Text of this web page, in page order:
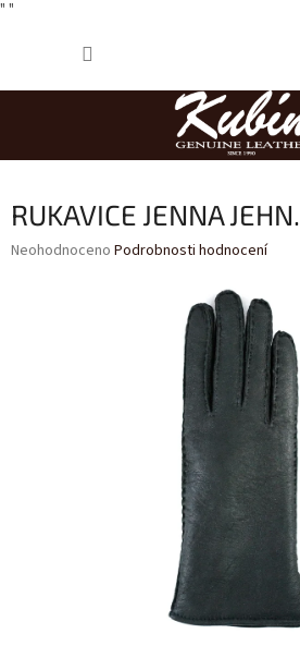
" "
RUKAVICE JENNA JEHN.
Průměrné
Neohodnoceno Podrobnosti hodnocení